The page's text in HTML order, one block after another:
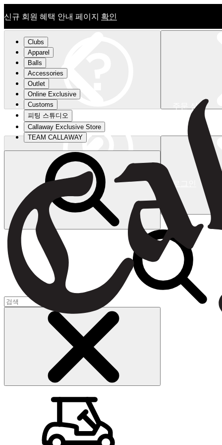
신규 회원 혜택 안내 페이지 확인
신규 회원 혜택 안내 페이지확인
주문 상태
로그인
장바구니
Clubs
Apparel
Balls
Accessories
Outlet
Online Exclusive
Customs
피팅 스튜디오
Callaway Exclusive Store
TEAM CALLAWAY